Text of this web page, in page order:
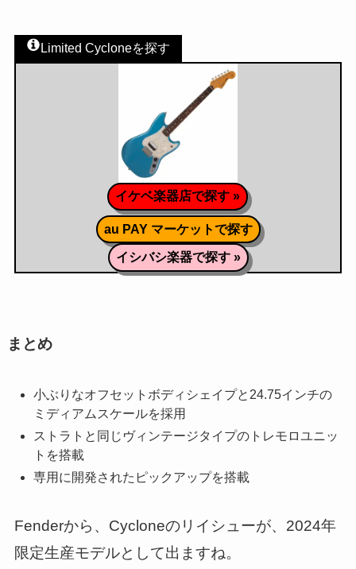
Limited Cycloneを探す
イケベ楽器店で探す »
au PAY マーケットで探す
イシバシ楽器で探す »
まとめ
小ぶりなオフセットボディシェイプと24.75インチの
ミディアムスケールを採用
ストラトと同じヴィンテージタイプのトレモロユニッ
トを搭載
専用に開発されたピックアップを搭載
Fenderから、Cycloneのリイシューが、2024年
限定生産モデルとして出ますね。